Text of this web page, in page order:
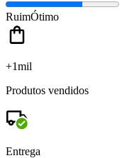
RuimÓtimo
+1mil
Produtos vendidos
Entrega